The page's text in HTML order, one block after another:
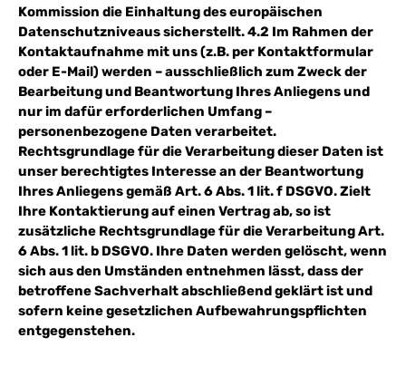
Kommission die Einhaltung des europäischen
Datenschutzniveaus sicherstellt. 4.2 Im Rahmen der
Kontaktaufnahme mit uns (z.B. per Kontaktformular
oder E-Mail) werden – ausschließlich zum Zweck der
Bearbeitung und Beantwortung Ihres Anliegens und
nur im dafür erforderlichen Umfang –
personenbezogene Daten verarbeitet.
Rechtsgrundlage für die Verarbeitung dieser Daten ist
unser berechtigtes Interesse an der Beantwortung
Ihres Anliegens gemäß Art. 6 Abs. 1 lit. f DSGVO. Zielt
Ihre Kontaktierung auf einen Vertrag ab, so ist
zusätzliche Rechtsgrundlage für die Verarbeitung Art.
6 Abs. 1 lit. b DSGVO. Ihre Daten werden gelöscht, wenn
sich aus den Umständen entnehmen lässt, dass der
betroffene Sachverhalt abschließend geklärt ist und
sofern keine gesetzlichen Aufbewahrungspflichten
entgegenstehen.